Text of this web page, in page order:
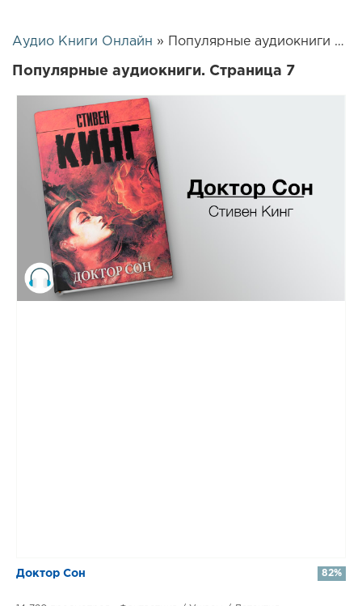
Аудио Книги Онлайн » Популярные аудиокниги » Страница 7
Популярные аудиокниги. Страница 7
Доктор Сон 82%